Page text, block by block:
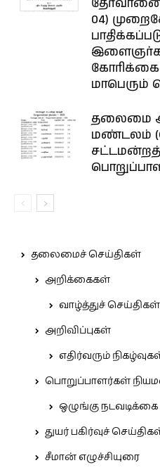
04)
மாபெரும்
தலைமை
மண்டலம்
சட்டமன்றத்
தலைமைச் செய்திகள்
அறிக்கைகள்
வாழ்த்துச் செய்திகள்
அறிவிப்புகள்
எதிர்வரும்
பொறுப்பாளர்கள்
ஒழுங்கு நடவடிக்கை
துயர் பகிர்வுச்
சீமான் எழுச்சியுரை